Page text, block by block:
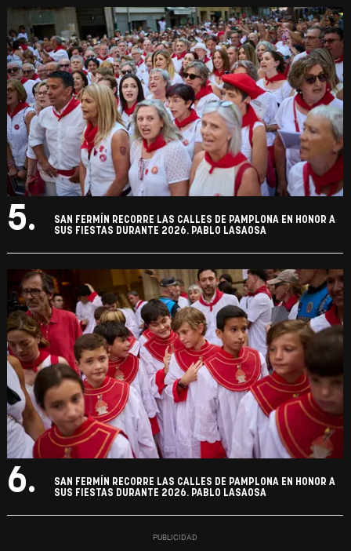
5.
SAN FERMÍN RECORRE LAS CALLES DE PAMPLONA EN HONOR A
SUS FIESTAS DURANTE 2026. PABLO LASAOSA
6.
SAN FERMÍN RECORRE LAS CALLES DE PAMPLONA EN HONOR A
SUS FIESTAS DURANTE 2026. PABLO LASAOSA